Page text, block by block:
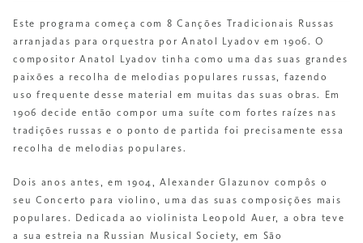
Este programa começa com 8 Canções Tradicionais Russas
arranjadas para orquestra por Anatol Lyadov em 1906. O
compositor Anatol Lyadov tinha como uma das suas grandes
paixões a recolha de melodias populares russas, fazendo
uso frequente desse material em muitas das suas obras. Em
1906 decide então compor uma suíte com fortes raízes nas
tradições russas e o ponto de partida foi precisamente essa
recolha de melodias populares.
Dois anos antes, em 1904, Alexander Glazunov compôs o
seu Concerto para violino, uma das suas composições mais
populares. Dedicada ao violinista Leopold Auer, a obra teve
a suaestreia na Russian Musical Society, em São